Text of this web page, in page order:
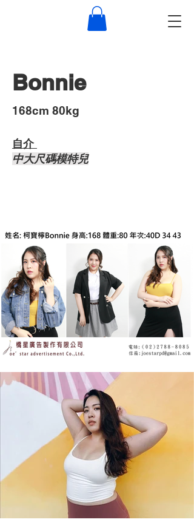
Bonnie
​168cm 80kg
自介 ​
中大尺碼模特兒